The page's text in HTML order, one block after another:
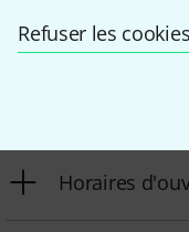
Refuser les cookies
Notre service client
d'éventuels
Horaires